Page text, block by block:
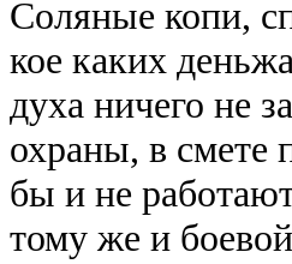
Соляные копи,
кое каких
духа ничего не
охраны, в смете
бы и не
тому же и